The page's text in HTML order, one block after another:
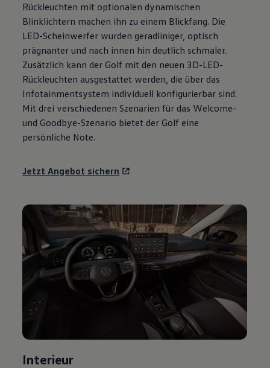
Motorenöl und Flüssigkeiten
Räder und Reifen
Pannen- und Unfallhilfe
Economy Service
Volkswagen Teile
Zubehör
Modellspezifisches Zubehör
Schutz und Pflege
Transport
Entertainment und Elektronik
Individualisieren
Wallbox und Ladekabel
Digitale Extras
Handy und Fahrzeug verbinden
Vorgängermodelle
Kundeninformationen
Volkswagen Kundenbetreuung
Warn- und Kontrollleuchten
Assistenzsysteme
Digitale Betriebsanleitung
Live Beratung
Magazin
Lifestyle
Transport
Volkswagen Kundenbetreuung
Rückleuchten mit optionalen dynamischen
Blinklichtern machen ihn zu einem Blickfang. Die
LED-Scheinwerfer wurden geradliniger, optisch
prägnanter und nach innen hin deutlich schmaler.
Zusätzlich kann der Golf mit den neuen 3D-LED-
Rückleuchten ausgestattet werden, die über das
Infotainmentsystem individuell konfigurierbar sind.
Mit drei verschiedenen Szenarien für das Welcome-
und Goodbye-Szenario bietet der Golf eine
persönliche Note.
Jetzt Angebot sichern
Interieur